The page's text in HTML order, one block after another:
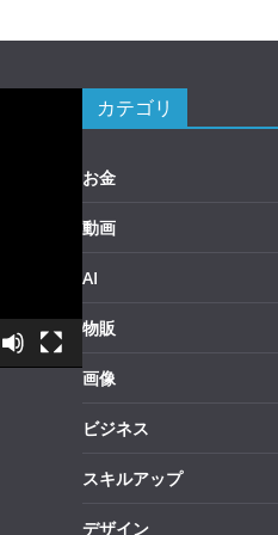
カテゴリ
お金
動画
AI
物販
画像
ビジネス
スキルアップ
デザイン